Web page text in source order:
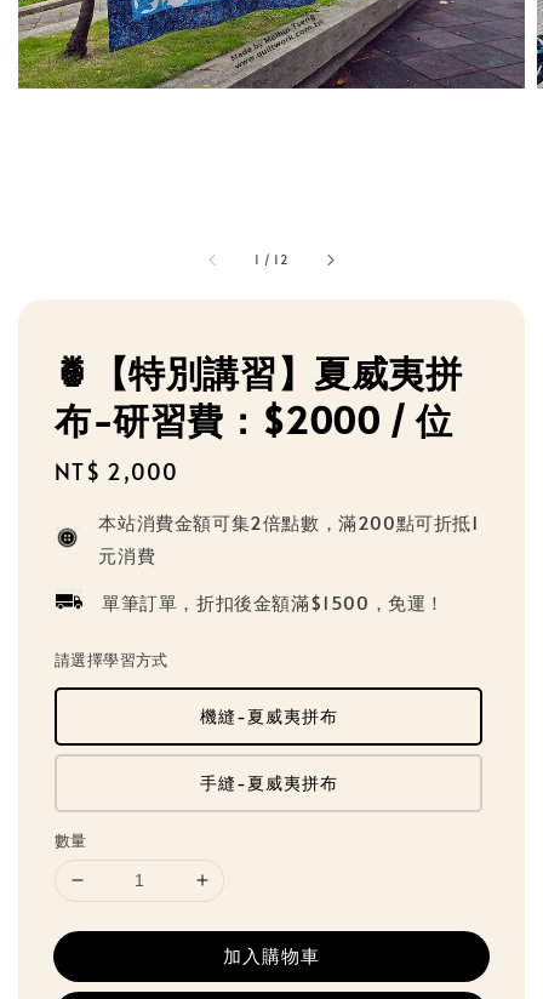
1 / 12
🍍【特別講習】夏威夷拼
布-研習費：$2000 / 位
Regular
NT$ 2,000
本站消費金額可集2倍點數，滿200點可折抵1
元消費
單筆訂單，折扣後金額滿$1500，免運！
請選擇學習方式
機縫-夏威夷拼布
手縫-夏威夷拼布
數量
加入購物車